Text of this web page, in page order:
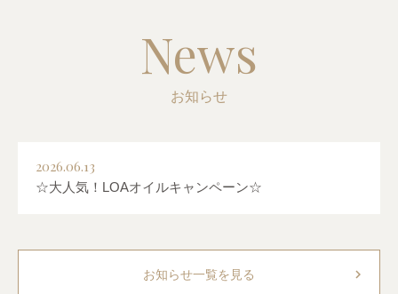
News
お知らせ
2026.06.13
☆大人気！LOAオイルキャンペーン☆
お知らせ一覧を見る chevron_right